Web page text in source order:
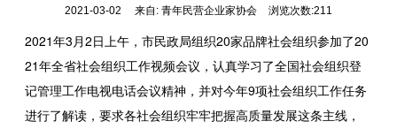
2021-03-02 来自: 青年民营企业家协会 浏览次数:211
2021年3月2日上午，市民政局组织20家品牌社会组织参加了20
21年全省社会组织工作视频会议，认真学习了全国社会组织登
记管理工作电视电话会议精神，并对今年9项社会组织工作任务
进行了解读，要求各社会组织牢牢把握高质量发展这条主线，